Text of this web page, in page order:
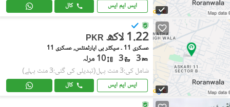
ایس ایم ایس کال
PKR 1.22 لاکھ
عسکری 11 ۔ سیکٹر بی اپارٹمنٹس, عسکری 11
3
3 10 مرلہ
شامل کی:3 منٹ پہل (تبدیلی کی گئی:3 منٹ پہلے)
ایس ایم ایس کال